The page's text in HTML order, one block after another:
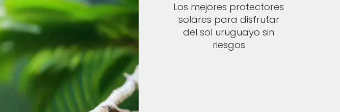
Los mejores protectores
solares para disfrutar
del sol uruguayo sin
riesgos